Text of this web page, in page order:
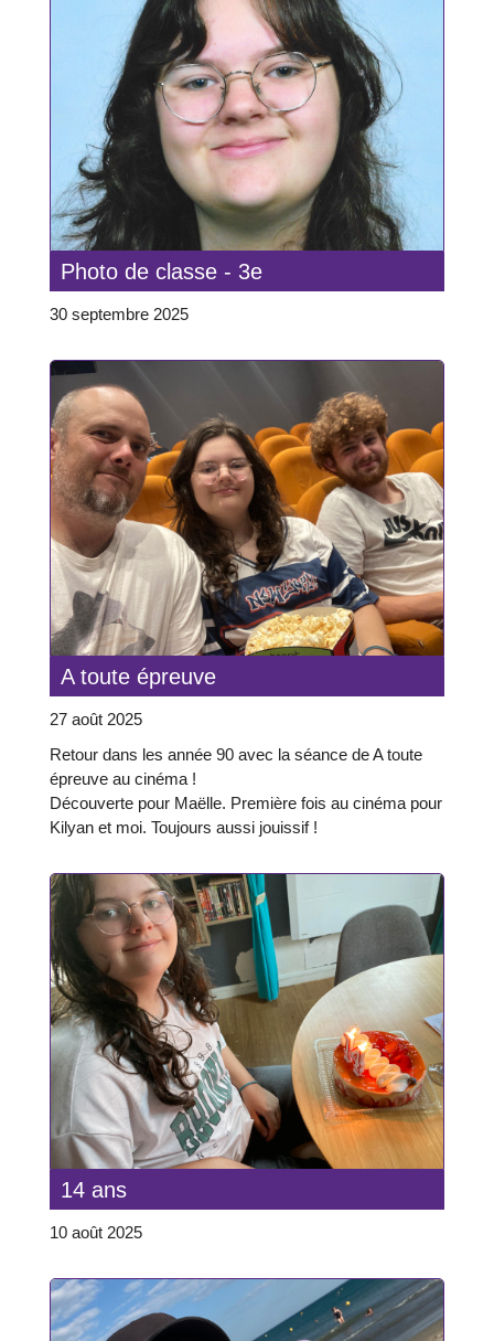
Photo de classe - 3e
30 septembre 2025
A toute épreuve
27 août 2025
Retour dans les année 90 avec la séance de A toute
épreuve au cinéma !
Découverte pour Maëlle. Première fois au cinéma pour
Kilyan et moi. Toujours aussi jouissif !
14 ans
10 août 2025